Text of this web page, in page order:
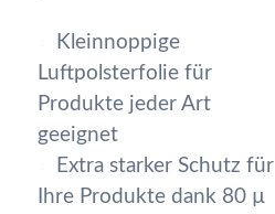
Kleinnoppige
Luftpolsterfolie für
Produkte jeder Art
geeignet
Extra starker Schutz für
Ihre Produkte dank 80 µ